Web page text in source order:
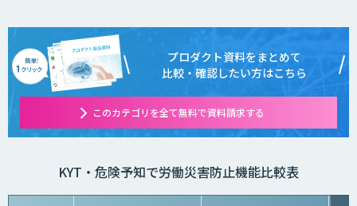
プロダクト資料をまとめて
比較・確認したい方はこちら
このカテゴリを全て無料で資料請求する
KYT・危険予知で労働災害防止機能比較表